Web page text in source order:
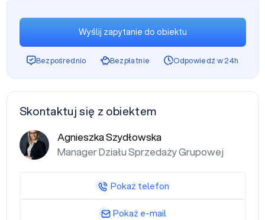
Wyślij zapytanie do obiektu
Bezpośrednio Bezpłatnie Odpowiedź w 24h
Skontaktuj się z obiektem
Agnieszka Szydłowska
Manager Działu Sprzedaży Grupowej
Pokaż telefon
Pokaż e-mail